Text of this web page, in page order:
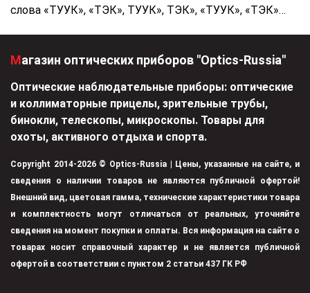
слова «ТУУК», «ТЭК», ТУУК», ТЭК», «ТУУК», «ТЭК»…
Магазин оптических приборов "Optics-Russia"
Оптические наблюдательные приборы: оптические
и коллиматорные прицелы, зрительные трубы,
бинокли, телескопы, микроскопы. Товары для
охоты, активного отдыха и спорта.
Copyright 2014-2026 © Optics-Russia | Цены, указанные на сайте, и
сведения о наличии товаров не являются публичной офертой!
Внешний вид, цветовая гамма, технические характеристики товара
и комплектность могут отличаться от реальных, уточняйте
сведения на момент покупки и оплаты. Вся информация на сайте о
товарах носит справочный характер и не является публичной
офертой в соответствии с пунктом 2 статьи 437 ГК РФ